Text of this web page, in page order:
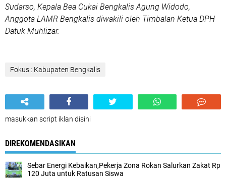
Sudarso, Kepala Bea Cukai Bengkalis Agung Widodo,
Anggota LAMR Bengkalis diwakili oleh Timbalan Ketua DPH
Datuk Muhlizar.
Fokus : Kabupaten Bengkalis
masukkan script iklan disini
DIREKOMENDASIKAN
Sebar Energi Kebaikan,Pekerja Zona Rokan Salurkan Zakat Rp
120 Juta untuk Ratusan Siswa